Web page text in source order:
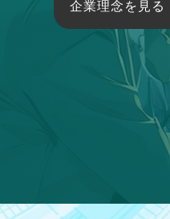
企業理念を見る